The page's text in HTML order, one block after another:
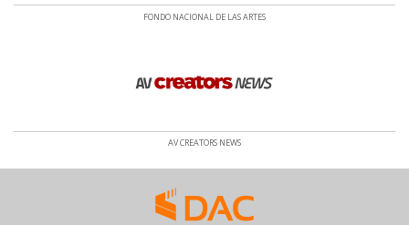
FONDO NACIONAL DE LAS ARTES
AV CREATORS NEWS